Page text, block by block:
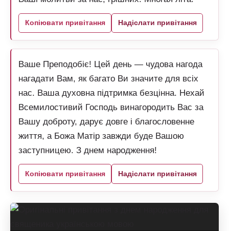
Копіювати привітання Надіслати привітання
Ваше Преподобіє! Цей день — чудова нагода
нагадати Вам, як багато Ви значите для всіх
нас. Ваша духовна підтримка безцінна. Нехай
Всемилостивий Господь винагородить Вас за
Вашу доброту, дарує довге і благословенне
життя, а Божа Матір завжди буде Вашою
заступницею. З днем народження!
Копіювати привітання Надіслати привітання